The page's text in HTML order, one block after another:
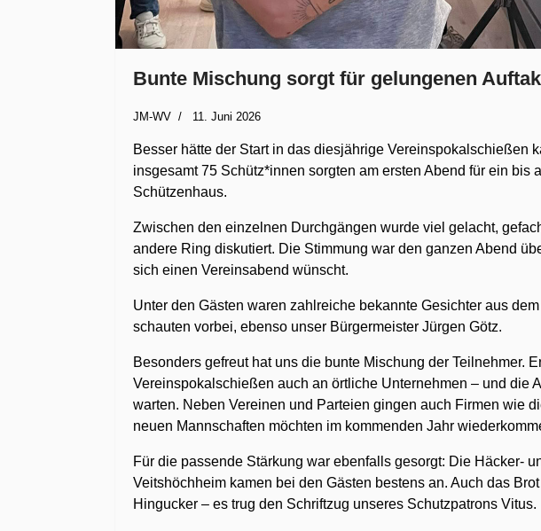
Bunte Mischung sorgt für gelungenen
JM-WV 11. Juni 2026
Besser hätte der Start in das diesjährige Vereinspokalschießen
insgesamt 75 Schütz*innen sorgten am ersten Abend für ein bis
Schützenhaus.
Zwischen den einzelnen Durchgängen wurde viel gelacht,
andere Ring diskutiert. Die Stimmung war den ganzen Abend
sich einen Vereinsabend wünscht.
Unter den Gästen waren zahlreiche bekannte Gesichter aus
schauten vorbei, ebenso unser Bürgermeister Jürgen Götz.
Besonders gefreut hat uns die bunte Mischung der Teilnehmer.
Vereinspokalschießen auch an örtliche Unternehmen – und die
warten. Neben Vereinen und Parteien gingen auch Firmen wie
neuen Mannschaften möchten im kommenden Jahr
Für die passende Stärkung war ebenfalls gesorgt: Die Häcker-
Veitshöchheim kamen bei den Gästen bestens an. Auch das
Hingucker – es trug den Schriftzug unseres Schutzpatrons Vitus.